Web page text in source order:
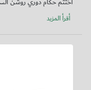
أقرأ المزيد